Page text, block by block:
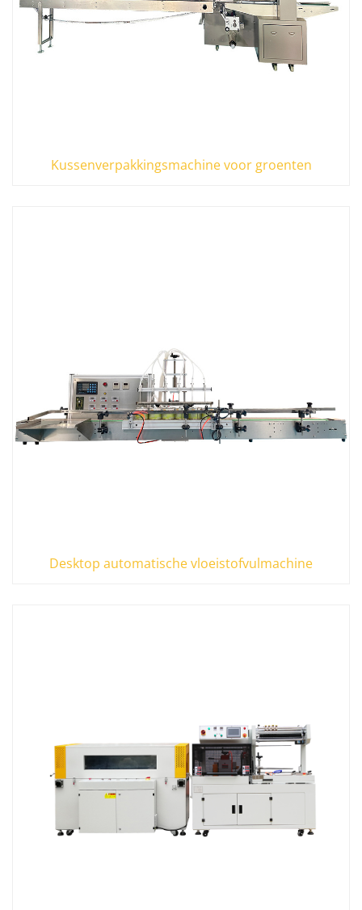
Kussenverpakkingsmachine voor groenten
Desktop automatische vloeistofvulmachine